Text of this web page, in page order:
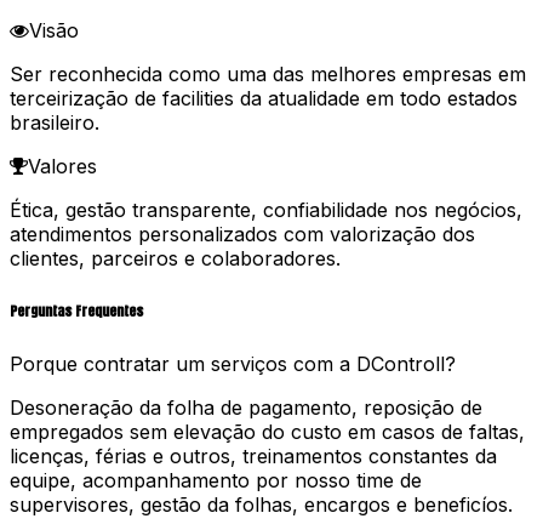
Visão
Ser reconhecida como uma das melhores empresas em
terceirização de facilities da atualidade em todo estados
brasileiro.
Valores
Ética, gestão transparente, confiabilidade nos negócios,
atendimentos personalizados com valorização dos
clientes, parceiros e colaboradores.
Perguntas Frequentes
Porque contratar um serviços com a DControll?
Desoneração da folha de pagamento, reposição de
empregados sem elevação do custo em casos de faltas,
licenças, férias e outros, treinamentos constantes da
equipe, acompanhamento por nosso time de
supervisores, gestão da folhas, encargos e beneficíos.